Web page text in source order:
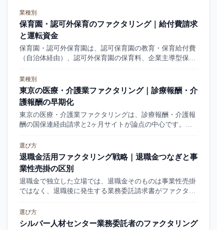
業種別
保育園・認可外保育のファクタリング｜給付費請求
と運転資金
保育園・認可外保育園は、認可保育園の教育・保育給付費
（自治体経由）、認可外保育園の保育料、企業主導型保育
のファクタリングの売掛特徴と会社選びを整理します。
業種別
東京の医療・介護業ファクタリング｜診療報酬・介
護報酬の早期化
東京の医療・介護業ファクタリングは、診療報酬・介護報
酬の国保連経由請求と2ヶ月サイトが論点の中心です。本
選び、必要書類を整理します。
選び方
退職金活用ファクタリング戦略｜退職金つなぎと事
業性売掛の区別
退職金で独立した立場では、退職金そのものは事業性売掛
ではなく、退職後に発生する業務委託請求書がファクタリ
売掛との区別を整理します。
選び方
シルバー人材センター業務委託者のファクタリング